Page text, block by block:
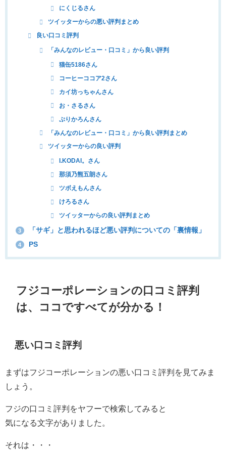
にくじるさん
ツイッターからの悪い評判まとめ
良い口コミ評判
「みんなのレビュー・口コミ」から良い評判
猫缶5186さん
コーヒーココア2さん
カイ坊っちゃんさん
お・さるさん
ぷりかろんさん
「みんなのレビュー・口コミ」から良い評判まとめ
ツイッターからの良い評判
I.KODAI。さん
那須乃熊五朗さん
ツボえもんさん
けろるさん
ツイッターからの良い評判まとめ
3 「サギ」と思われるほど悪い評判についての「裏情報」
4 PS
フジコーポレーションの口コミ評判
は、ココですべてが分かる！
悪い口コミ評判
まずはフジコーポレーションの悪い口コミ評判を見てみま
しょう。
フジの口コミ評判をヤフーで検索してみると
気になる文字がありました。
それは・・・